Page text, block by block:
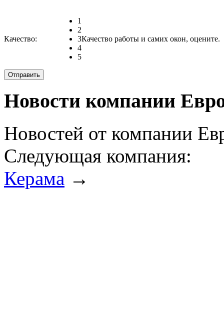
Качество:
1
2
3
4
5
Качество работы и самих окон, оцените.
Новости компании
Новостей от компании
Следующая компания:
Керама →